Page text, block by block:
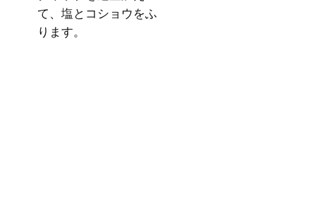
て、塩とコショウをふ
ります。